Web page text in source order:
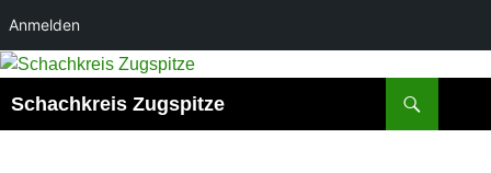
Anmelden
Schachkreis Zugspitze